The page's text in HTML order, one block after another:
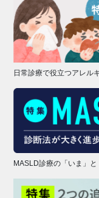
日常診療で役立つアレル
MASLD診療の「いま」と